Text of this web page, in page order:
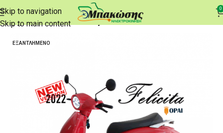
Skip to navigation
Skip to main content
0
Αρχική σελίδα e-Delivery
ΕΞΑΝΤΛΗΜΈΝΟ